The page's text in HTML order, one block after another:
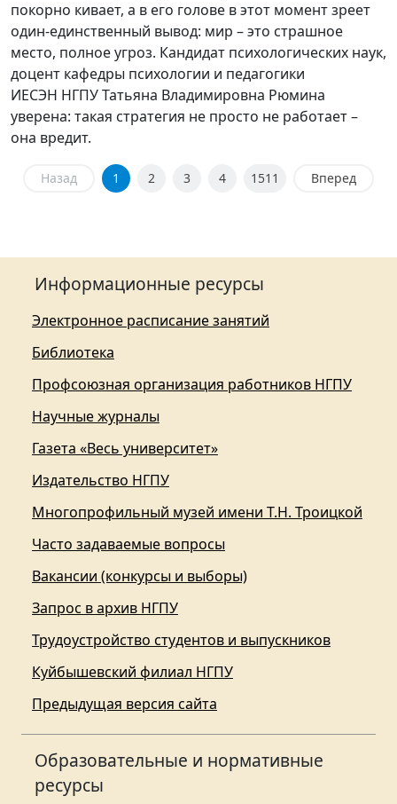
покорно кивает, а в его голове в этот момент зреет
один-единственный вывод: мир – это страшное
место, полное угроз. Кандидат психологических наук,
доцент кафедры психологии и педагогики
ИЕСЭН НГПУ Татьяна Владимировна Рюмина
уверена: такая стратегия не просто не работает –
она вредит.
Назад 1 2 3 4 1511 Вперед
Информационные ресурсы
Электронное расписание занятий
Библиотека
Профсоюзная организация работников НГПУ
Научные журналы
Газета «Весь университет»
Издательство НГПУ
Многопрофильный музей имени Т.Н. Троицкой
Часто задаваемые вопросы
Вакансии (конкурсы и выборы)
Запрос в архив НГПУ
Трудоустройство студентов и выпускников
Куйбышевский филиал НГПУ
Предыдущая версия сайта
Образовательные и нормативные
ресурсы